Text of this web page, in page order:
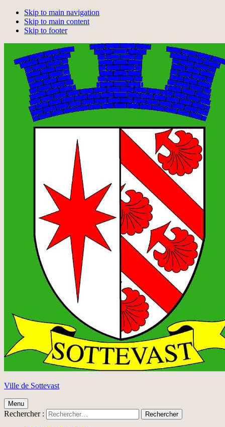
Skip to main navigation
Skip to main content
Skip to footer
Ville de Sottevast
Menu
Rechercher :